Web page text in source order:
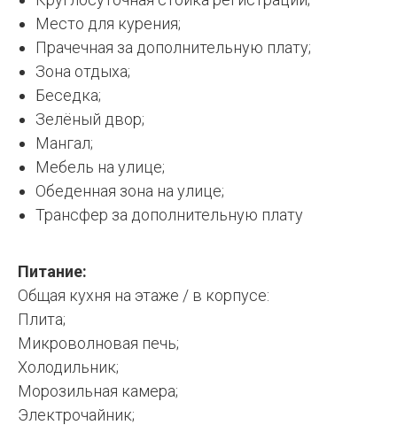
Место для курения;
Прачечная за дополнительную плату;
Зона отдыха;
Беседка;
Зелёный двор;
Мангал;
Мебель на улице;
Обеденная зона на улице;
Трансфер за дополнительную плату
Питание:
Общая кухня на этаже / в корпусе:
Плита;
Микроволновая печь;
Холодильник;
Морозильная камера;
Электрочайник;